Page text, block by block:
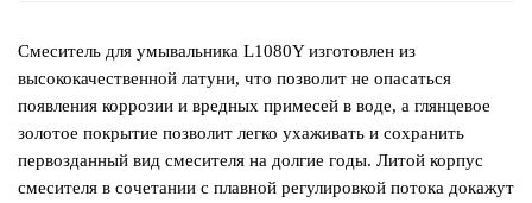
Смеситель для умывальника L1080Y изготовлен из
высококачественной латуни, что позволит не опасаться
появления коррозии и вредных примесей в воде, а глянцевое
золотое покрытие позволит легко ухаживать и сохранить
первозданный вид смесителя на долгие годы. Литой корпус
смесителя в сочетании с плавной регулировкой потока докажут